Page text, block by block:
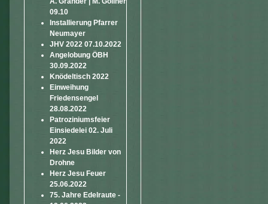
09.10
Installierung Pfarrer
Neumayer
JHV 2022 07.10.2022
Angelobung ÖBH
30.09.2022
Knödeltisch 2022
Einweihung
Friedensengel
28.08.2022
Patroziniumsfeier
Einsiedelei 02. Juli
2022
Herz Jesu Bilder von
Drohne
Herz Jesu Feuer
25.06.2022
75. Jahre Edelraute -